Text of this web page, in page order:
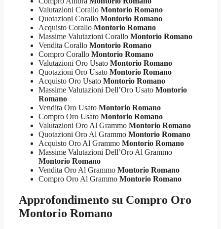
Valutazioni Corallo Montorio Romano
Quotazioni Corallo Montorio Romano
Acquisto Corallo Montorio Romano
Massime Valutazioni Corallo Montorio Romano
Vendita Corallo Montorio Romano
Compro Corallo Montorio Romano
Valutazioni Oro Usato Montorio Romano
Quotazioni Oro Usato Montorio Romano
Acquisto Oro Usato Montorio Romano
Massime Valutazioni Dell’Oro Usato Montorio
Romano
Vendita Oro Usato Montorio Romano
Compro Oro Usato Montorio Romano
Valutazioni Oro Al Grammo Montorio Romano
Quotazioni Oro Al Grammo Montorio Romano
Acquisto Oro Al Grammo Montorio Romano
Massime Valutazioni Dell’Oro Al Grammo
Montorio Romano
Vendita Oro Al Grammo Montorio Romano
Compro Oro Al Grammo Montorio Romano
Approfondimento su Compro Oro
Montorio Romano